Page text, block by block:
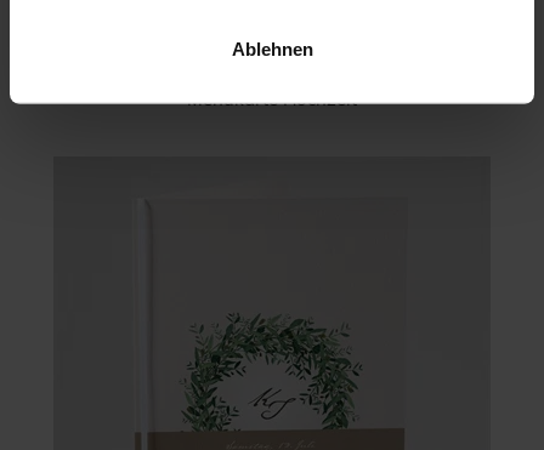
Ablehnen
Menükarte Hochzeit